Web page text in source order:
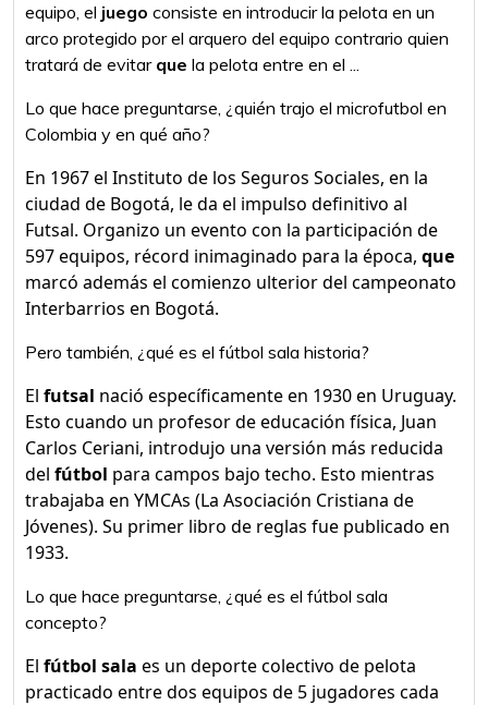
equipo, el juego consiste en introducir la pelota en un
arco protegido por el arquero del equipo contrario quien
tratará de evitar que la pelota entre en el ...
Lo que hace preguntarse, ¿quién trajo el microfutbol en
Colombia y en qué año?
En 1967 el Instituto de los Seguros Sociales, en la
ciudad de Bogotá, le da el impulso definitivo al
Futsal. Organizo un evento con la participación de
597 equipos, récord inimaginado para la época, que
marcó además el comienzo ulterior del campeonato
Interbarrios en Bogotá.
Pero también, ¿qué es el fútbol sala historia?
El futsal nació específicamente en 1930 en Uruguay.
Esto cuando un profesor de educación física, Juan
Carlos Ceriani, introdujo una versión más reducida
del fútbol para campos bajo techo. Esto mientras
trabajaba en YMCAs (La Asociación Cristiana de
Jóvenes). Su primer libro de reglas fue publicado en
1933.
Lo que hace preguntarse, ¿qué es el fútbol sala
concepto?
El fútbol sala es un deporte colectivo de pelota
practicado entre dos equipos de 5 jugadores cada